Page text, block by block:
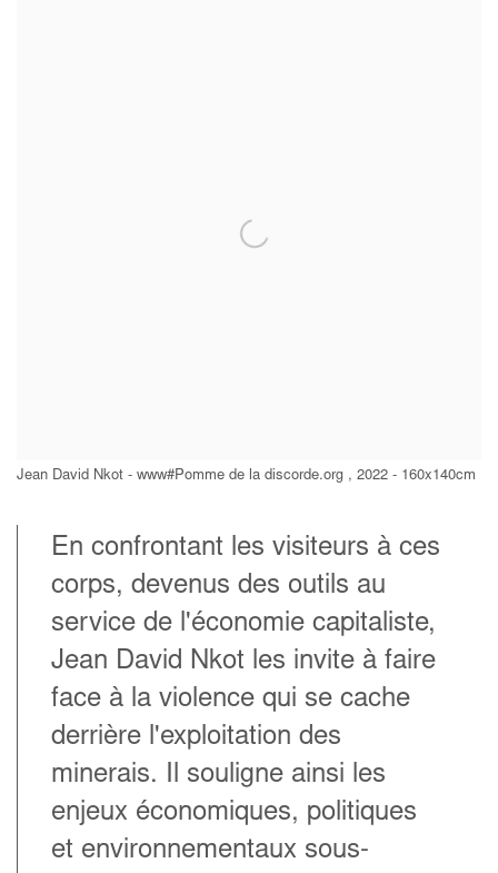
Jean David Nkot - www#Pomme de la discorde.org , 2022 - 160x140cm
En confrontant les visiteurs à ces
corps, devenus des outils au
service de l'économie capitaliste,
Jean David Nkot les invite à faire
face à la violence qui se cache
derrière l'exploitation des
minerais. Il souligne ainsi les
enjeux économiques, politiques
et environnementaux sous-